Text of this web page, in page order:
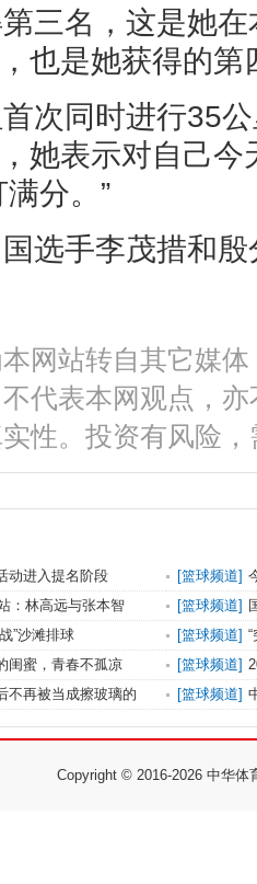
三名，这是她
也是她获得的第
次同时进行35
她表示对自己
分。”
选手李茂措和
网站转自其它媒
代表本网观点，
性。投资有风险，
动进入提名阶段 [篮球频道]
：林高远与张本智 [篮球频道]
”沙滩排球 [篮球频道]
闺蜜，青春不孤凉 [篮球频道]
不再被当成擦玻璃的 [篮球频道]
Copyright © 2016-2026 中华体